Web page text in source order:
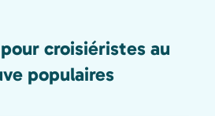
croisiéristes au
populaires